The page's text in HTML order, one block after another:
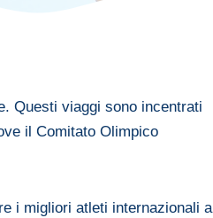
Questi viaggi sono incentrati
il Comitato Olimpico
i migliori atleti internazionali a